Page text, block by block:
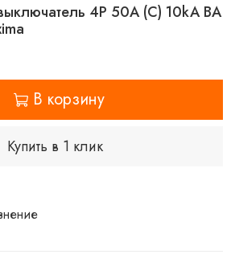
4P 50А (C) 10kA ВА
В корзину
Купить в 1 клик